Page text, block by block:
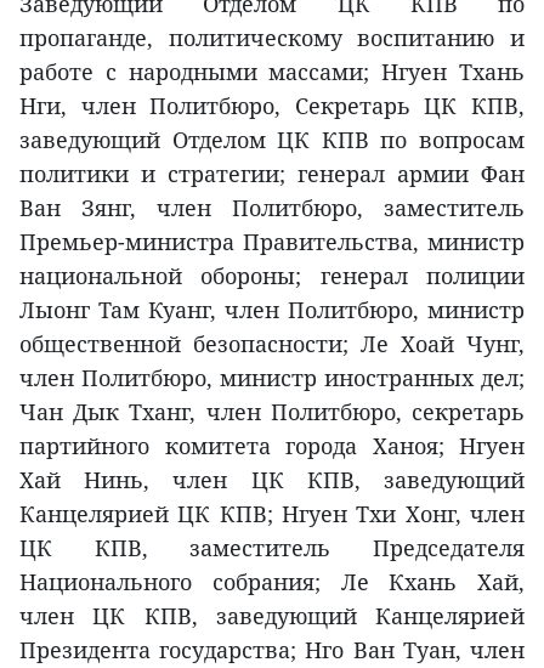
пропаганде, политическому воспитанию и
работе с народными массами; Нгуен Тхань
Нги, член Политбюро, Секретарь ЦК КПВ,
заведующий Отделом ЦК КПВ по вопросам
политики и стратегии; генерал армии Фан
Ван Зянг, член Политбюро, заместитель
Премьер-министра Правительства, министр
национальной обороны; генерал полиции
Лыонг Там Куанг, член Политбюро, министр
общественной безопасности; Ле Хоай Чунг,
член Политбюро, министр иностранных дел;
Чан Дык Тханг, член Политбюро, секретарь
партийного комитета города Ханоя; Нгуен
Хай Нинь, член ЦК КПВ, заведующий
Канцелярией ЦК КПВ; Нгуен Тхи Хонг, член
ЦК КПВ, заместитель Председателя
Национального собрания; Ле Кхань Хай,
член ЦК КПВ, заведующий Канцелярией
Президента государства; Нго Ван Туан, член